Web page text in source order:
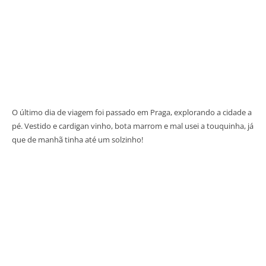
O último dia de viagem foi passado em Praga, explorando a cidade a
pé. Vestido e cardigan vinho, bota marrom e mal usei a touquinha, já
que de manhã tinha até um solzinho!